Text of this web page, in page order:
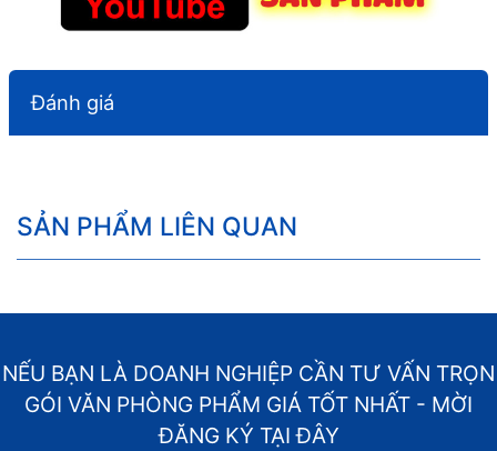
Đánh giá
SẢN PHẨM LIÊN QUAN
NẾU BẠN LÀ DOANH NGHIỆP CẦN TƯ VẤN TRỌN
GÓI VĂN PHÒNG PHẨM GIÁ TỐT NHẤT - MỜI
ĐĂNG KÝ TẠI ĐÂY